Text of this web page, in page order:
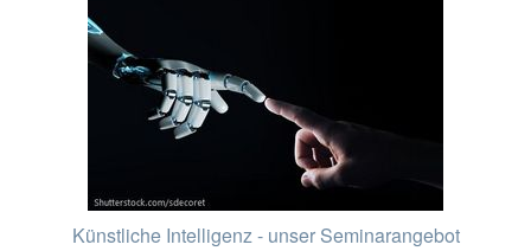
Künstliche Intelligenz - unser Seminarangebot